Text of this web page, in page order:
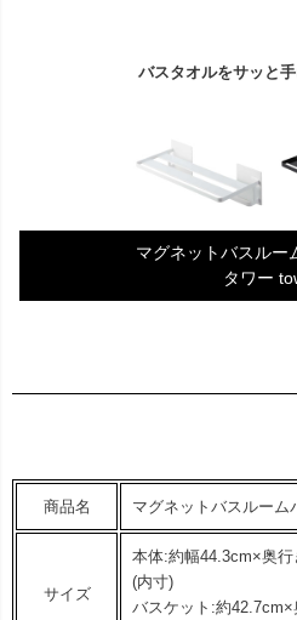
バスタオルをサッと
マグネットバスルー
タワー
商品名 マグネットバスルーム
サイズ
本体:約幅44.3cm×奥
(内寸)
バスケット:約